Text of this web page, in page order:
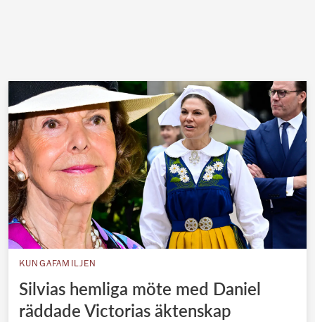
KUNGAFAMILJEN
Silvias hemliga möte med Daniel
räddade Victorias äktenskap